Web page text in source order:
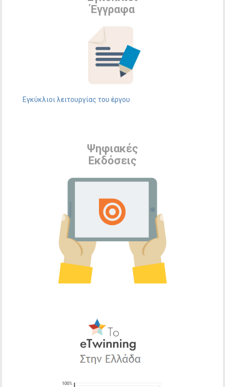
Έγγραφα
Εγκύκλιοι λειτουργίας του έργου
Ψηφιακές
Εκδόσεις